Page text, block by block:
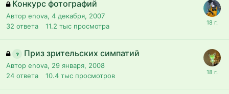
Конкурс фотографий
Автор enova, 4 декабря, 2007
32 ответа 11.2 тыс просмотра
Приз зрительских симпатий
Автор enova, 29 января, 2008
24 ответа 10.4 тыс просмотров